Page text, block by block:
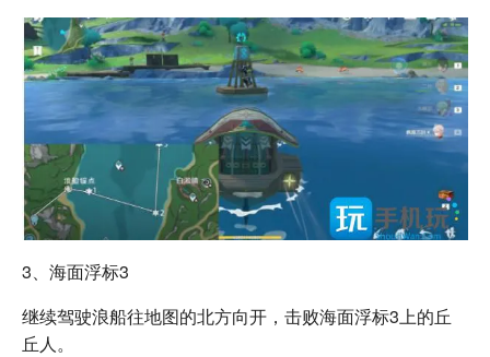
3、海面浮标3
继续驾驶浪船往地图的北方向开，击败海面浮标3上的丘
丘人。